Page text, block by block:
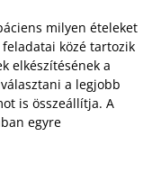
milyen ételeket
közé tartozik
elkészítésének a
a legjobb
is összeállítja. A
egyre